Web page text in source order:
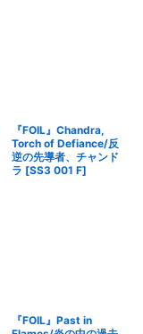
『FOIL』Chandra,
Torch of Defiance/反
逆の先導者、チャンド
ラ [SS3 001 F]
『FOIL』Past in